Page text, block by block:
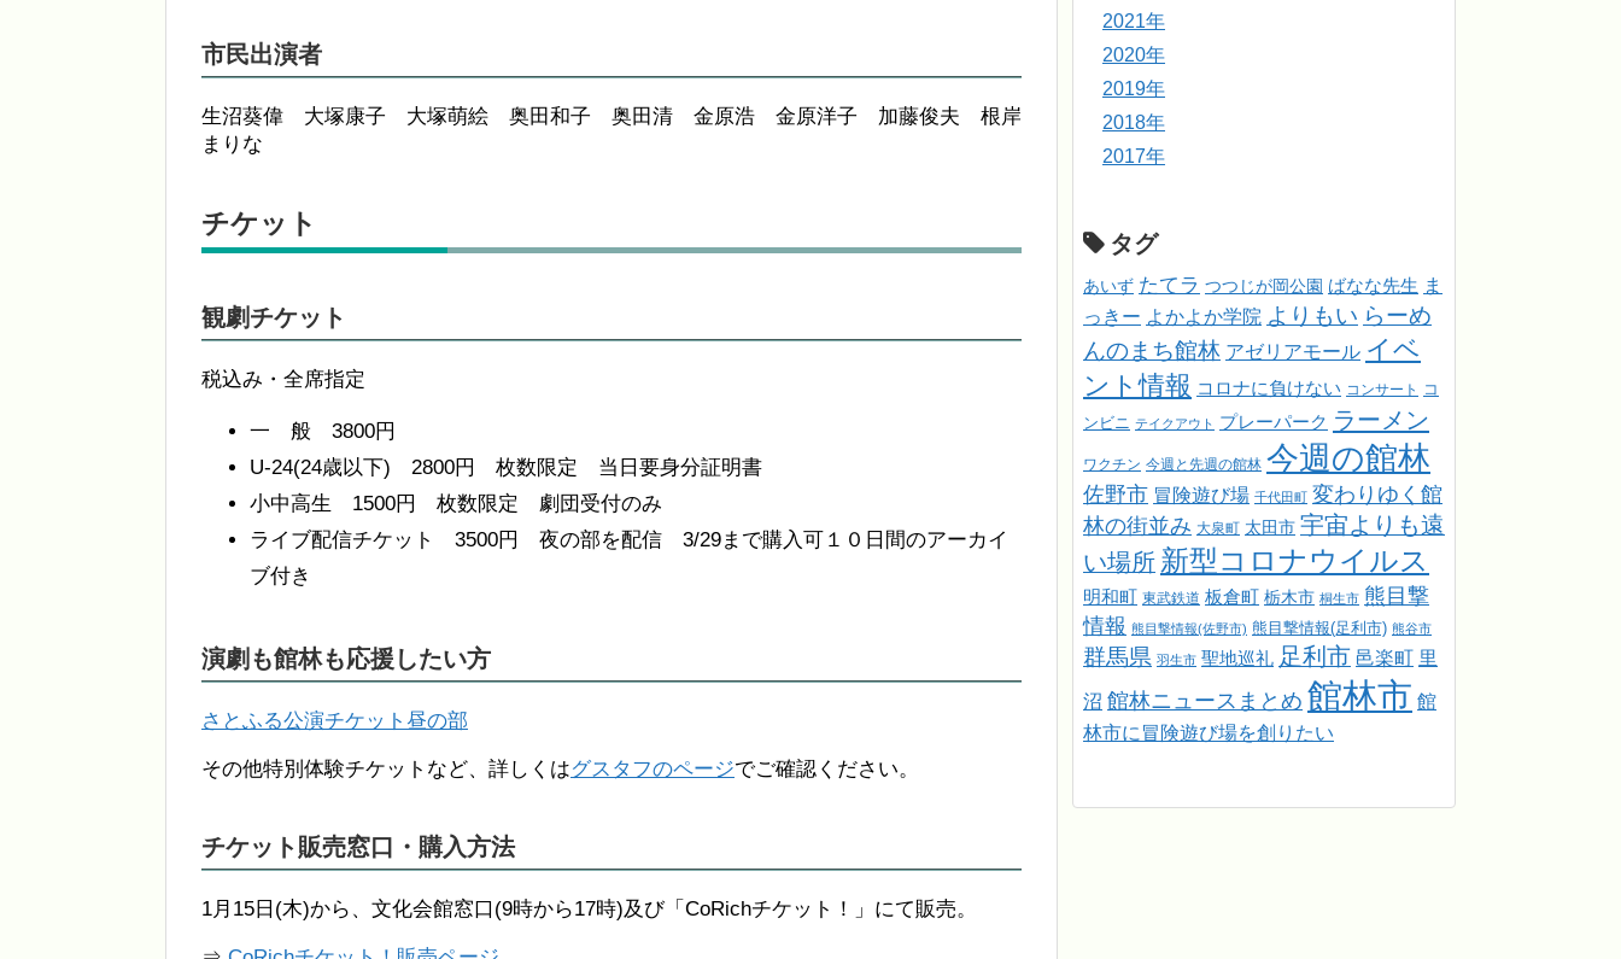
市民出演者
生沼葵偉 大塚康子 大塚萌絵 奥田和子 奥田清 金原浩 金原洋子 加藤俊夫 根岸
まりな
チケット
観劇チケット
税込み・全席指定
一 般 3800円
U-24(24歳以下) 2800円 枚数限定 当日要身分証明書
小中高生 1500円 枚数限定 劇団受付のみ
ライブ配信チケット 3500円 夜の部を配信 3/29まで購入可１０日間のアーカイ
ブ付き
演劇も館林も応援したい方
さとふる公演チケット昼の部
その他特別体験チケットなど、詳しくはグスタフのページでご確認ください。
チケット販売窓口・購入方法
1月15日(木)から、文化会館窓口(9時から17時)及び「CoRichチケット！」にて販売。
2021年
2020年
2019年
2018年
2017年
タグ
あいず たてラ つつじが岡公園 ばなな先生 ま
っきー よかよか学院 よりもい らーめ
んのまち館林 アゼリアモール イベ
ント情報 コロナに負けない コンサート
コ
ンビニ テイクアウト プレーパーク ラーメン
ワクチン 今週と先週の館林 今週の館林
佐野市 冒険遊び場 千代田町
変わりゆく館
林の街並み 大泉町 太田市 宇宙よりも遠
い場所 新型コロナウイルス
明和町 東武鉄道 板倉町 栃木市 桐生市 熊目撃
情報 熊目撃情報(佐野市) 熊目撃情報(足利市) 熊谷市
群馬県 羽生市 聖地巡礼 足利市 邑楽町 里
沼 館林ニュースまとめ 館林市 館
林市に冒険遊び場を創りたい